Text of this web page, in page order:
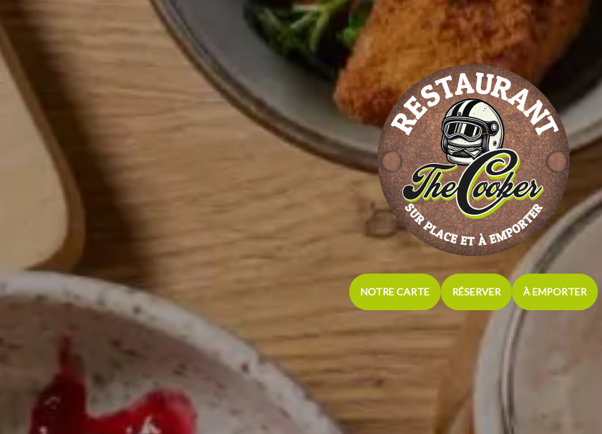
NOTRE CARTE RÉSERVER À EMPORTER